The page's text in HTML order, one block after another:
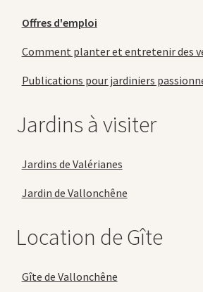
Offres d'emploi
Comment planter et entretenir des
Publications pour jardiniers
Jardins à visiter
Jardins de Valérianes
Jardin de Vallonchêne
Location de Gîte
Gîte de Vallonchêne